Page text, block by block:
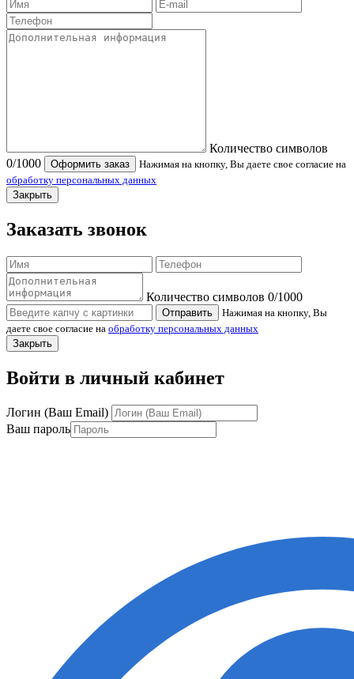
Количество символов
0/1000 Оформить заказ
Нажимая на кнопку, Вы даете свое согласие на
обработку персональных данных
Закрыть
Заказать звонок
Количество символов 0/1000
Отправить
Нажимая на кнопку, Вы
даете свое согласие на обработку персональных данных
Закрыть
Войти в личный кабинет
Логин (Ваш Email)
Ваш пароль